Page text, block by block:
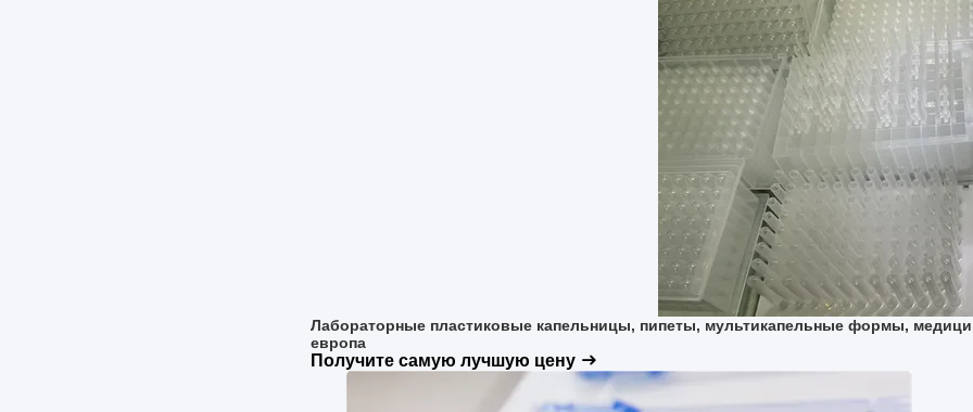
Лабораторные пластиковые капельницы, пипеты, мультикапельные формы,
европа
Получите самую лучшую цену